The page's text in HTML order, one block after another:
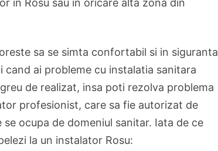
in Rosu sau in oricare alta zona din
sa se simta confortabil si in siguranta
cand ai probleme cu instalatia sanitara
de realizat, insa poti rezolva problema
profesionist, care sa fie autorizat de
ocupa de domeniul sanitar. Iata de ce
la un instalator Rosu: